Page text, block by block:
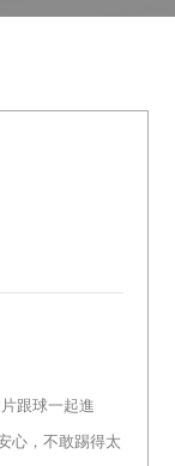
跟球一起進
心，不敢踢得太